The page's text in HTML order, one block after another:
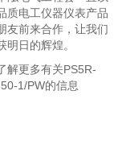
质电工仪器仪表产品
友前来合作，让我们
日的辉煌。
解更多有关PS5R-
1/PW的信息